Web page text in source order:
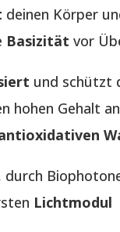
deinen Körper
Basizität vor
und schützt
hohen Gehalt an
durch
Lichtmodul